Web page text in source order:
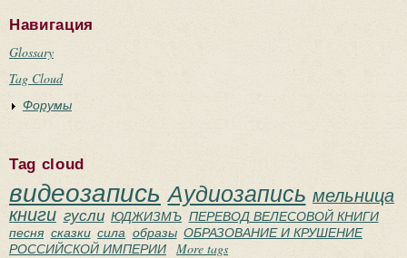
Навигация
Glossary
Tag Cloud
Форумы
Tag cloud
видеозапись Аудиозапись мельница
книги гусли ЮДЖИЗМЪ ПЕРЕВОД ВЕЛЕСОВОЙ КНИГИ
песня сказки сила образы ОБРАЗОВАНИЕ И КРУШЕНИЕ
РОССИЙСКОЙ ИМПЕРИИ
More tags